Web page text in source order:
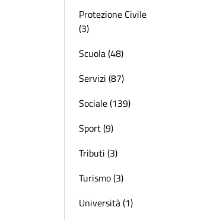
Protezione Civile
(3)
Scuola (48)
Servizi (87)
Sociale (139)
Sport (9)
Tributi (3)
Turismo (3)
Università (1)